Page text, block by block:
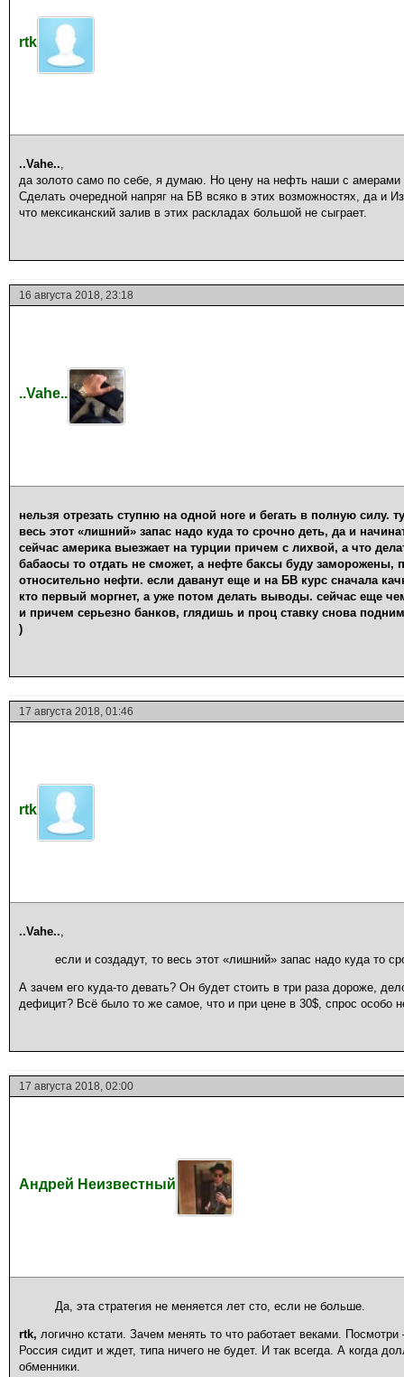
rtk
..Vahe..,
да золото само по себе, я думаю. Но цену на нефть наши с амерами
Сделать очередной напряг на БВ всяко в этих возможностях, да и
что мексиканский залив в этих раскладах большой не сыграет.
16 августа 2018, 23:18
..Vahe..
нельзя отрезать ступню на одной ноге и бегать в полную силу.
весь этот «лишний» запас надо куда то срочно деть, да и
сейчас америка выезжает на турции причем с лихвой, а что
бабаосы то отдать не сможет, а нефте баксы буду заморожены,
относительно нефти. если даванут еще и на БВ курс сначала
кто первый моргнет, а уже потом делать выводы. сейчас еще
и причем серьезно банков, глядишь и проц ставку снова
)
17 августа 2018, 01:46
rtk
..Vahe..,
если и создадут, то весь этот «лишний» запас надо куда то
А зачем его куда-то девать? Он будет стоить в три раза дороже,
дефицит? Всё было то же самое, что и при цене в 30$, спрос особо
17 августа 2018, 02:00
Андрей Неизвестный
Да, эта стратегия не меняется лет сто, если не больше.
rtk, логично кстати. Зачем менять то что работает веками.
Россия сидит и ждет, типа ничего не будет. И так всегда. А когда
обменники.